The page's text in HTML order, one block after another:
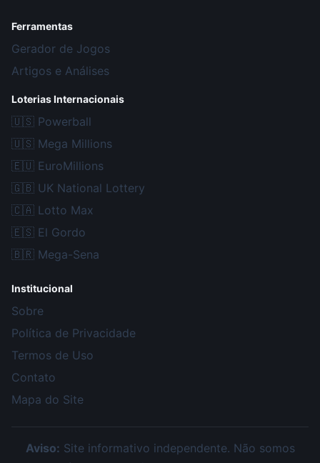
Ferramentas
Gerador de Jogos
Artigos e Análises
Loterias Internacionais
🇺🇸 Powerball
🇺🇸 Mega Millions
🇪🇺 EuroMillions
🇬🇧 UK National Lottery
🇨🇦 Lotto Max
🇪🇸 El Gordo
🇧🇷 Mega-Sena
Institucional
Sobre
Política de Privacidade
Termos de Uso
Contato
Mapa do Site
Aviso: Site informativo independente. Não somos